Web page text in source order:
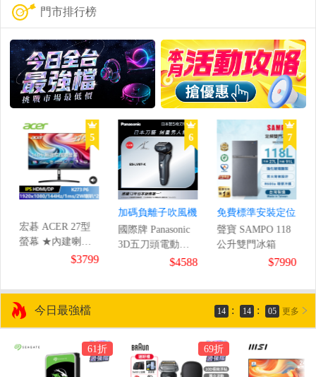
門市排行榜
W11)
5
宏碁 ACER 27型
螢幕 ★內建喇叭
$3799
6
加碼負離子吹風機
國際牌 Panasonic
3D五刀頭電動刮
$4588
7
免費標準安裝定位
聲寶 SAMPO 118
公升雙門冰箱
$7990
今日最強檔 14 : 14 : 03 更多
61折 69折